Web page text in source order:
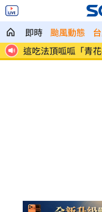
即時 颱風動態
鎮
這吃法頂呱呱「青
賣